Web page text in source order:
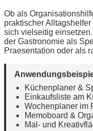
Ob als
praktischer
sich vielseitig
der Gastronomie als
Praesentation oder als
Küchenplaner &
Einkaufsliste am
Wochenplaner im
Memoboard &
Mal- und